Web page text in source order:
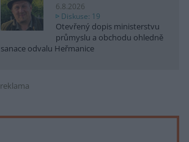
6.8.2026
Diskuse: 19
Otevřený dopis ministerstvu
průmyslu a obchodu ohledně
sanace odvalu Heřmanice
reklama